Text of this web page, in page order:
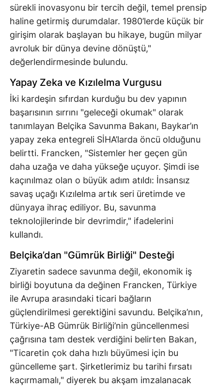
sürekli inovasyonu bir tercih değil, temel prensip
haline getirmiş durumdalar. 1980’lerde küçük bir
girişim olarak başlayan bu hikaye, bugün milyar
avroluk bir dünya devine dönüştü,"
değerlendirmesinde bulundu.
Yapay Zeka ve Kızılelma Vurgusu
İki kardeşin sıfırdan kurduğu bu dev yapının
başarısının sırrını "geleceği okumak" olarak
tanımlayan Belçika Savunma Bakanı, Baykar’ın
yapay zeka entegreli SİHA’larda öncü olduğunu
belirtti. Francken, "Sistemler her geçen gün
daha uzağa ve daha yükseğe uçuyor. Şimdi ise
kaçınılmaz olan o büyük adım atıldı: İnsansız
savaş uçağı Kızılelma artık seri üretimde ve
dünyaya ihraç ediliyor. Bu, savunma
teknolojilerinde bir devrimdir," ifadelerini
kullandı.
Belçika’dan "Gümrük Birliği" Desteği
Ziyaretin sadece savunma değil, ekonomik iş
birliği boyutuna da değinen Francken, Türkiye
ile Avrupa arasındaki ticari bağların
güçlendirilmesi gerektiğini savundu. Belçika’nın,
Türkiye-AB Gümrük Birliği’nin güncellenmesi
çağrısına tam destek verdiğini belirten Bakan,
"Ticaretin çok daha hızlı büyümesi için bu
güncelleme şart. Şirketlerimiz bu tarihi fırsatı
kaçırmamalı," diyerek bu akşam imzalanacak